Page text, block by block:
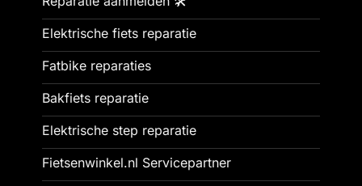
Elektrische fiets reparatie
Fatbike reparaties
Bakfiets reparatie
Elektrische step reparatie
Fietsenwinkel.nl Servicepartner